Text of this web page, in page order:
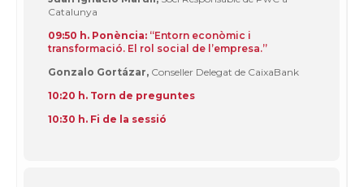
Catalunya
09:50 h. Ponència: “Entorn econòmic i
transformació. El rol social de l’empresa.”
Gonzalo Gortázar, Conseller Delegat de CaixaBank
10:20 h. Torn de preguntes
10:30 h. Fi de la sessió